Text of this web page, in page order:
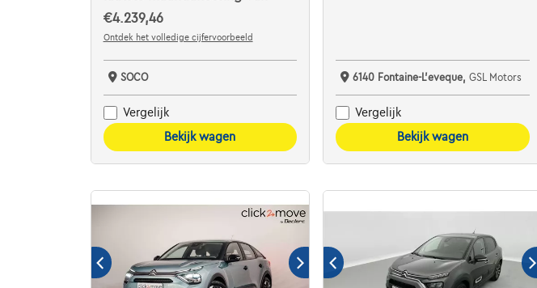
€4.239,46
Ontdek het volledige cijfervoorbeeld
SOCO
Vergelijk
Bekijk wagen
6140 Fontaine-L'eveque,GSL Motors
Vergelijk
Bekijk wagen